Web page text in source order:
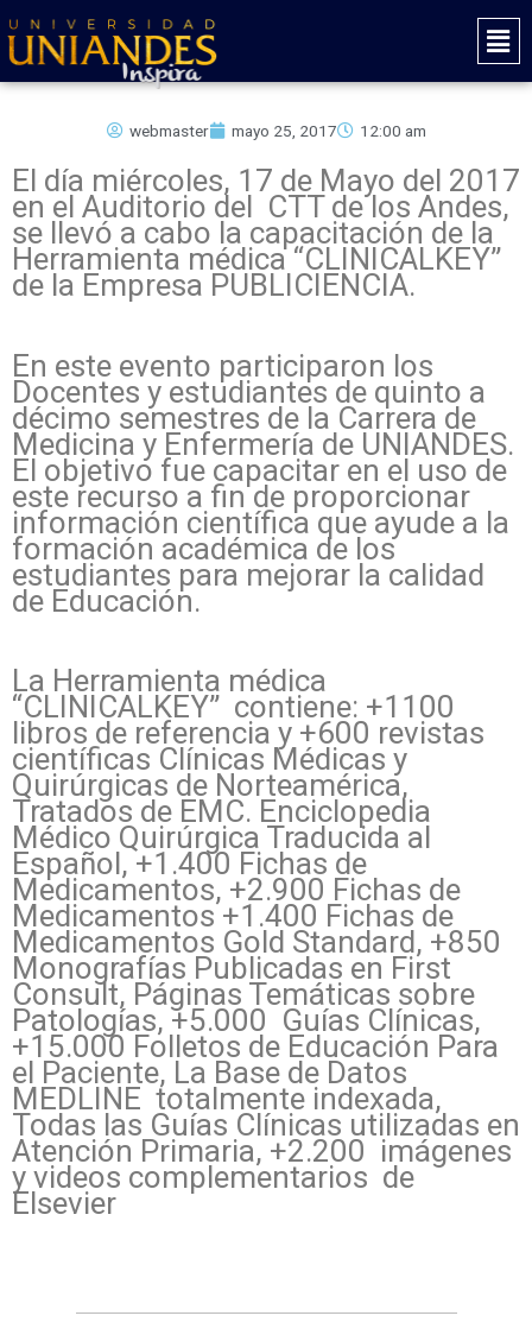
al
contenido
Main
webmaster mayo 25, 2017 12:00 am
El día miércoles, 17 de Mayo del 2017
en el Auditorio del CTT de los Andes,
se llevó a cabo la capacitación de la
Herramienta médica “CLINICALKEY”
de la Empresa PUBLICIENCIA.
En este evento participaron los
Docentes y estudiantes de quinto a
décimo semestres de la Carrera de
Medicina y Enfermería de UNIANDES.
El objetivo fue capacitar en el uso de
este recurso a fin de proporcionar
información científica que ayude a la
formación académica de los
estudiantes para mejorar la calidad
de Educación.
La Herramienta médica
“CLINICALKEY” contiene: +1100
libros de referencia y +600 revistas
científicas Clínicas Médicas y
Quirúrgicas de Norteamérica,
Tratados de EMC. Enciclopedia
Médico Quirúrgica Traducida al
Español, +1.400 Fichas de
Medicamentos, +2.900 Fichas de
Medicamentos +1.400 Fichas de
Medicamentos Gold Standard, +850
Monografías Publicadas en First
Consult, Páginas Temáticas sobre
Patologías, +5.000 Guías Clínicas,
+15.000 Folletos de Educación Para
el Paciente, La Base de Datos
MEDLINE totalmente indexada,
Todas las Guías Clínicas utilizadas en
Atención Primaria, +2.200 imágenes
y videos complementarios de
Elsevier